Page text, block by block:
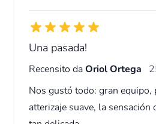
Una pasada!
Recensito daOriol Ortega
Nos gustó todo: gran equipo,
atterizaje suave, la sensación